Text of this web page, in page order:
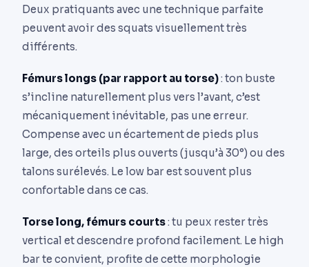
Deux pratiquants avec une technique parfaite
peuvent avoir des squats visuellement très
différents.
Fémurs longs (par rapport au torse): ton buste
s’incline naturellement plus vers l’avant, c’est
mécaniquement inévitable, pas une erreur.
Compense avec un écartement de pieds plus
large, des orteils plus ouverts (jusqu’à 30°) ou des
talons surélevés. Le low bar est souvent plus
confortable dans ce cas.
Torse long, fémurs courts: tu peux rester très
vertical et descendre profond facilement. Le high
bar te convient, profite de cette morphologie